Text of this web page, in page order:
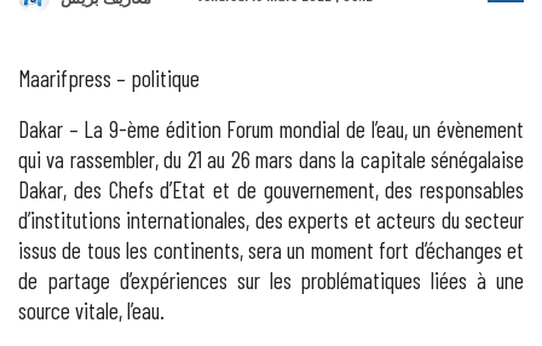
Maarifpress – politique
Dakar – La 9-ème édition Forum mondial de l’eau, un évènement
qui va rassembler, du 21 au 26 mars dans la capitale sénégalaise
Dakar, des Chefs d’Etat et de gouvernement, des responsables
d’institutions internationales, des experts et acteurs du secteur
issus de tous les continents, sera un moment fort d’échanges et
de partage d’expériences sur les problématiques liées à une
source vitale, l’eau.